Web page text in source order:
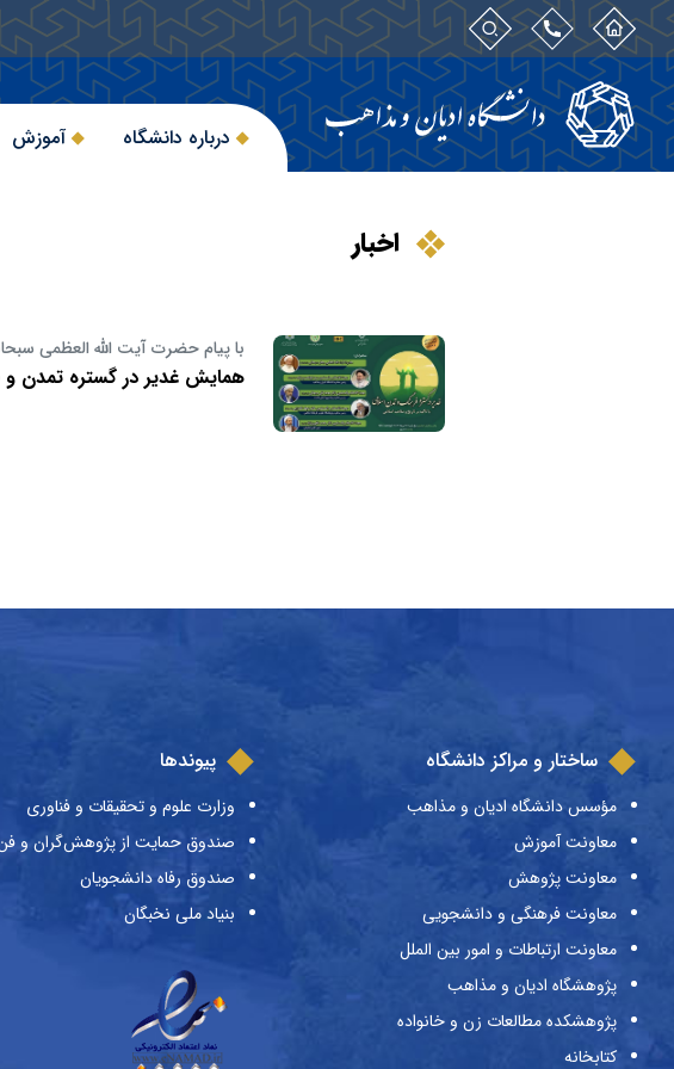
درباره دانشگاه آموزش
اخبار
با پیام حضرت آیت الله العظمی
همایش غدیر در گستره تمدن و
ساختار و مراکز دانشگاه
مؤسس دانشگاه ادیان و مذاهب
معاونت آموزش
معاونت پژوهش
معاونت فرهنگی و دانشجویی
معاونت ارتباطات و امور بین الملل
پژوهشگاه ادیان و مذاهب
پژوهشکده مطالعات زن و خانواده
کتابخانه
پیوندها
وزارت علوم و تحقیقات و فناوری
صندوق حمایت از پژوهش‌گران و
صندوق رفاه دانشجویان
بنیاد ملی نخبگان